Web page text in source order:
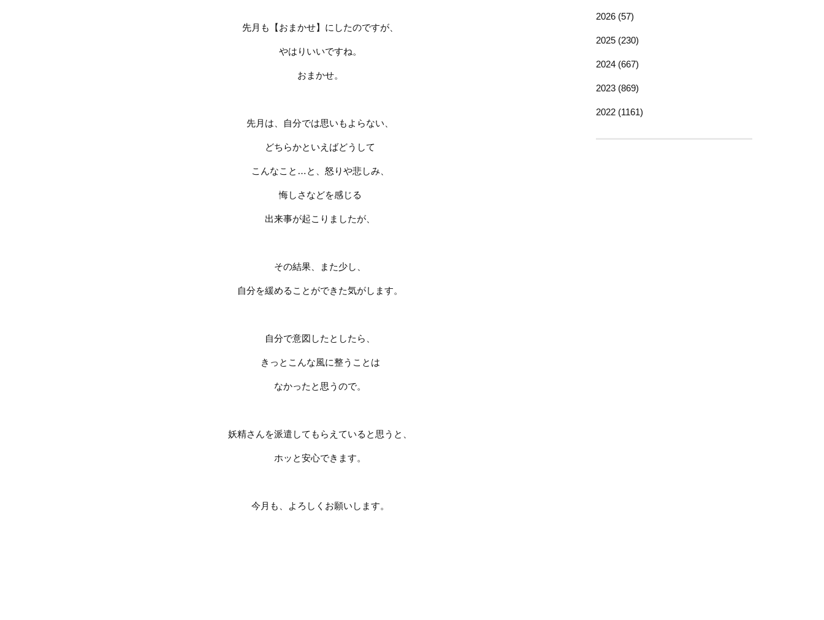
先月も【おまかせ】にしたのですが、
やはりいいですね。
おまかせ。
先月は、自分では思いもよらない、
どちらかといえばどうして
こんなこと … と、怒りや悲しみ、
悔しさなどを感じる
出来事が起こりましたが、
その結果、また少し、
自分を緩めることができた気がします。
自分で意図したとしたら、
きっとこんな風に整うことは
なかったと思うので。
妖精さんを派遣してもらえていると思うと、
ホッと安心できます。
今月も、よろしくお願いします。
2026 (57)
2025 (230)
2024 (667)
2023 (869)
2022 (1161)